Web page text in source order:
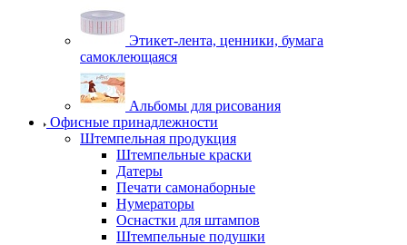
Этикет-лента, ценники, бумага
самоклеющаяся
Альбомы для рисования
Офисные принадлежности
Штемпельная продукция
Штемпельные краски
Датеры
Печати самонаборные
Нумераторы
Оснастки для штампов
Штемпельные подушки